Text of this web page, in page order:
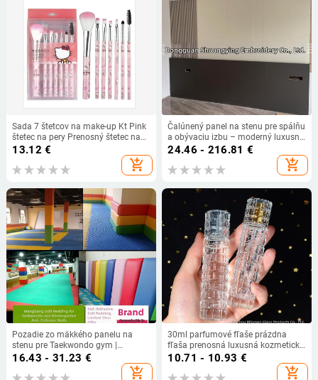
Sada 7 štetcov na make-up Kt Pink
štetec na pery Prenosný štetec na
make-up Lícenka štetec na očné
tiene Priamy predaj z továrne
13.12 €
add_shopping_cart
Čalúnený panel na stenu pre spálňu
a obývaciu izbu – moderný luxusný
dekor pre čelo postele
24.46 - 216.81 €
add_shopping_cart
Pozadie zo mäkkého panelu na
stenu pre Taekwondo gym |
Materiál: umelá koža | Štýl: Nový
2025062501 | Kategória: Mäkký
16.43 - 31.23 €
add_shopping_cart
30ml parfumové fľaše prázdna
fľaša prenosná luxusná kozmetická
rozprašovacia fľaša zo skla
luxusná náhradná fľaša malá
tryska
10.71 - 10.93 €
add_shopping_cart